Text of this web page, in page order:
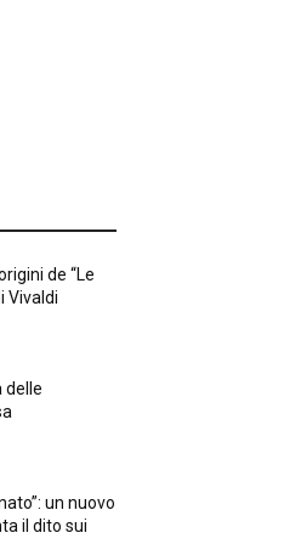
de “Le
Vivaldi
delle
un nuovo
il dito sui